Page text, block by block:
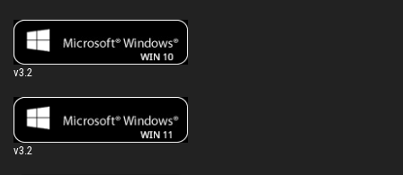
v3.2
v3.2